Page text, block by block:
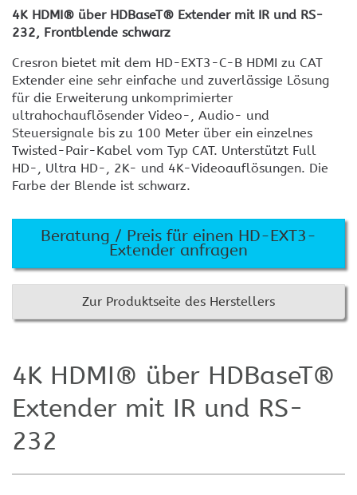
4K HDMI® über HDBaseT® Extender mit IR und RS-
232, Frontblende schwarz
Cresron bietet mit dem HD-EXT3-C-B HDMI zu CAT
Extender eine sehr einfache und zuverlässige Lösung
für die Erweiterung unkomprimierter
ultrahochauflösender Video-, Audio- und
Steuersignale bis zu 100 Meter über ein einzelnes
Twisted-Pair-Kabel vom Typ CAT. Unterstützt Full
HD-, Ultra HD-, 2K- und 4K-Videoauflösungen. Die
Farbe der Blende ist schwarz.
Beratung / Preis für einen HD-EXT3-
Extender anfragen
Zur Produktseite des Herstellers
4K HDMI® über HDBaseT®
Extender mit IR und RS-
232